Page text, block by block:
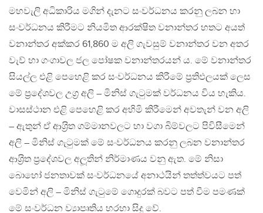
මහවැලි අධිකාරිය මගින් දැනට සංවර්ධනය කරනු ලබන හා
සංවර්ධනය කිරීමට නියමිත ආරක්ෂිත වනාන්තර හතට අයත්
වනාන්තර අක්කර 61,860 ම අලි ගැවසුම් වනාන්තර වන අතර
වැව් හා ගංගාවල ජල පෝෂක වනාන්තරයන් ය. මේ වනාන්තර
සියල්ල එළි පෙහෙළි කර සංවර්ධනය කිරීමේ ප‍්‍රතිඵලයක් ලෙස
මේ ප‍්‍රදේශවල උග‍්‍ර අලි – මිනිස් ගැටුමක් වර්ධනය විය හැකිය.
වාසස්ථාන එළි පෙහෙළි කර අහිමි කිරීමෙන් අවතැන් වන අලි
– ඇතුන් ඒ ආශ‍්‍රිත ගම්මානවලට හා වගා බිම්වලට පිවිසීමෙන්
අලි – මිනිස් ගැටුමක් මේ සංවර්ධනය කරනු ලබන වනාන්තර
ආශ‍්‍රිත ප‍්‍රදේශවල අලූතින් නිර්මාණය වනු ඇත. මේ නිසා
බොහෝ ජනතාවක් සංවර්ධනයේ අනාථයින් තත්ත්වයට පත්
වෙමින් අලි – මිනිස් ගැටුමේ ගොදුරක් බවට පත් වීම පමණක්
මේ සංවර්ධන ව්‍යාපෘතිය හරහා සිදු වේ.